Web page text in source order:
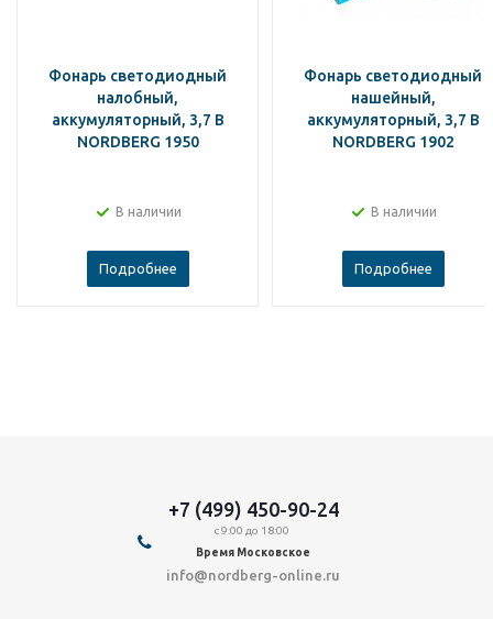
Фонарь светодиодный
налобный,
аккумуляторный, 3,7 В
NORDBERG 1950
В наличии
Подробнее
Фонарь светодиодный
нашейный,
аккумуляторный, 3,7 В
NORDBERG 1902
В наличии
Подробнее
+7 (499) 450-90-24
с 9:00 до 18:00
Время Московское
info@nordberg-online.ru